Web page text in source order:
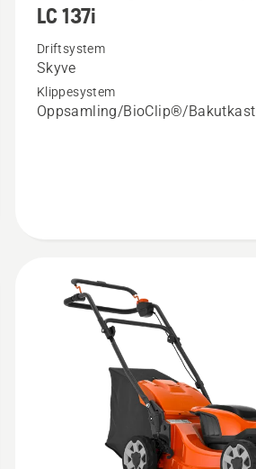
flere
detaljer
om
LC 137i
LC 137i
Driftsystem
Skyve
Klippesystem
Oppsamling/BioClip®/Bakutkast